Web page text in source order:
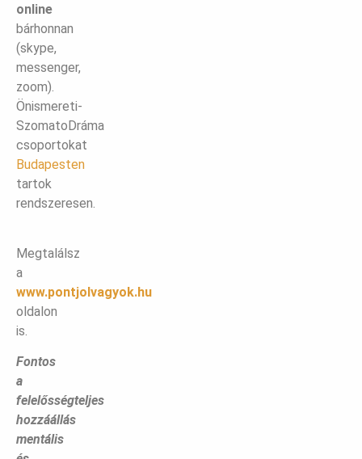
online
bárhonnan
(skype,
messenger,
zoom).
Önismereti-
SzomatoDráma
csoportokat
Budapesten
tartok
rendszeresen.
Megtalálsz
a
www.pontjolvagyok.hu
oldalon
is.
Fontos
a
felelősségteljes
hozzáállás
mentális